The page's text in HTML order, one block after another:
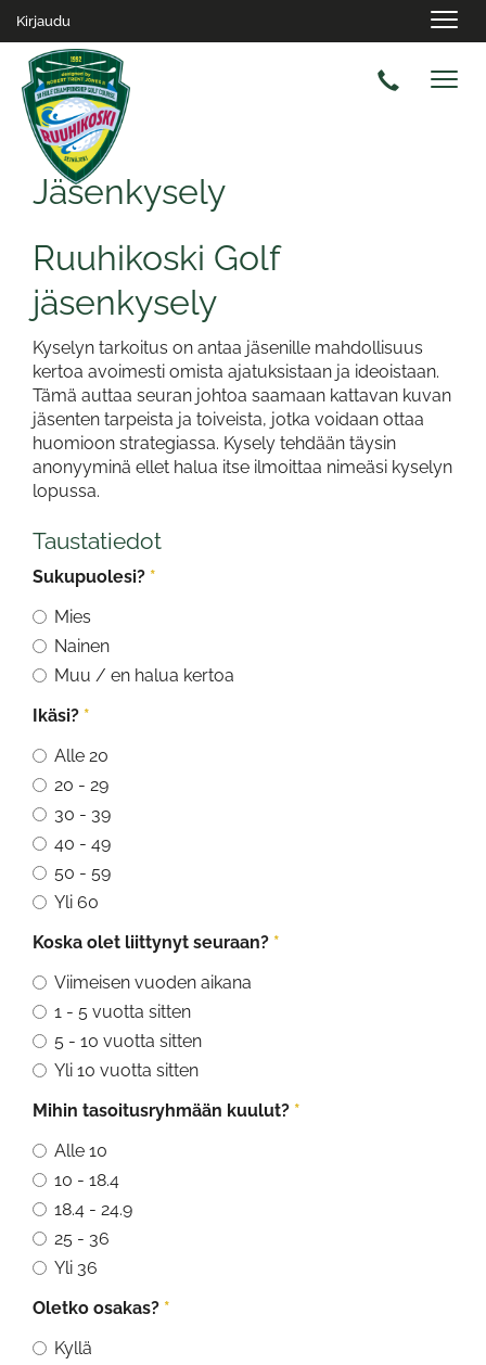
Kirjaudu
Jäsenkysely
Ruuhikoski Golf
jäsenkysely
Kyselyn tarkoitus on antaa jäsenille mahdollisuus
kertoa avoimesti omista ajatuksistaan ja ideoistaan.
Tämä auttaa seuran johtoa saamaan kattavan kuvan
jäsenten tarpeista ja toiveista, jotka voidaan ottaa
huomioon strategiassa. Kysely tehdään täysin
anonyyminä ellet halua itse ilmoittaa nimeäsi kyselyn
lopussa.
Taustatiedot
Sukupuolesi? *
Mies
Nainen
Muu / en halua kertoa
Ikäsi? *
Alle 20
20 - 29
30 - 39
40 - 49
50 - 59
Yli 60
Koska olet liittynyt seuraan? *
Viimeisen vuoden aikana
1 - 5 vuotta sitten
5 - 10 vuotta sitten
Yli 10 vuotta sitten
Mihin tasoitusryhmään kuulut? *
Alle 10
10 - 18.4
18.4 - 24.9
25 - 36
Yli 36
Oletko osakas? *
Kyllä